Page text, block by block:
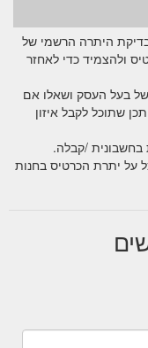
היתרה הרשמי של
ולהצמיד כדי לאחזר
בעל העסק ושאלו אם
שתוכל לקבל איזון
/קבלה.
על יתרת הכרטיס בחנות